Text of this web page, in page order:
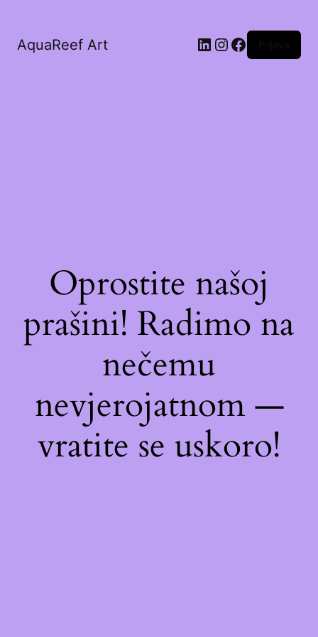
AquaReef Art
Oprostite našoj
prašini! Radimo na
nečemu
nevjerojatnom —
vratite se uskoro!